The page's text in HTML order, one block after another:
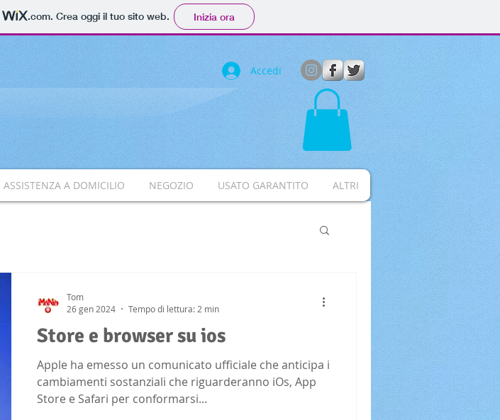
.com. Crea oggi il tuo sito web. Inizia ora
Accedi
ASSISTENZA A DOMICILIO NEGOZIO USATO GARANTITO ALTRI
Store e browser su ios
Apple ha emesso un comunicato ufficiale che anticipa i
cambiamenti sostanziali che riguarderanno iOs, App
Store e Safari per conformarsi...
Tom
26 gen 2024
Tempo di lettura: 2 min